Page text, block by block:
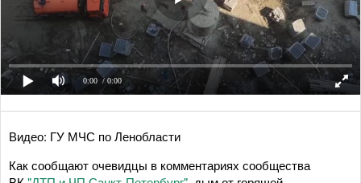
0:00 / 0:00
Видео: ГУ МЧС по Ленобласти
Как сообщают очевидцы в комментариях сообщества